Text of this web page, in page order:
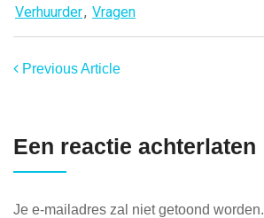
Verhuurder, Vragen
Previous Article
Een reactie achterlaten
Je e-mailadres zal niet getoond worden.